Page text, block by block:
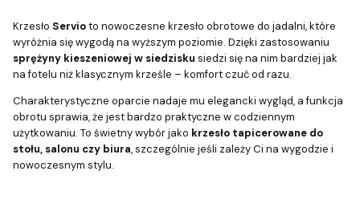
Krzesło Servioto nowoczesne krzesło obrotowe do jadalni, które
wyróżnia się wygodą na wyższym poziomie. Dzięki zastosowaniu
sprężyny kieszeniowej w siedzisku siedzi się na nim bardziej jak
na fotelu niż klasycznym krześle – komfort czuć od razu.
Charakterystyczne oparcie nadaje mu elegancki wygląd, a funkcja
obrotu sprawia, że jest bardzo praktyczne w codziennym
użytkowaniu. To świetny wybór jako krzesło tapicerowane do
stołu, salonu czy biura, szczególnie jeśli zależy Ci na wygodzie i
nowoczesnym stylu.